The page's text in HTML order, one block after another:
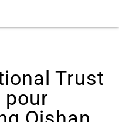
Trust
pour